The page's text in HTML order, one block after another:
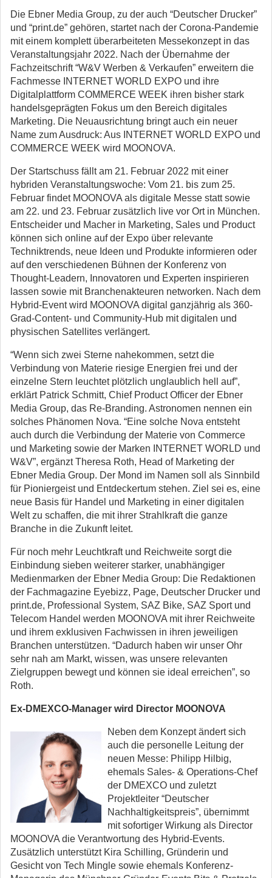
Die Ebner Media Group, zu der auch “Deutscher Drucker”
und “print.de” gehören, startet nach der Corona-Pandemie
mit einem komplett überarbeiteten Messekonzept in das
Veranstaltungsjahr 2022. Nach der Übernahme der
Fachzeitschrift “W&V Werben & Verkaufen” erweitern die
Fachmesse INTERNET WORLD EXPO und ihre
Digitalplattform COMMERCE WEEK ihren bisher stark
handelsgeprägten Fokus um den Bereich digitales
Marketing. Die Neuausrichtung bringt auch ein neuer
Name zum Ausdruck: Aus INTERNET WORLD EXPO und
COMMERCE WEEK wird MOONOVA.
Der Startschuss fällt am 21. Februar 2022 mit einer
hybriden Veranstaltungswoche: Vom 21. bis zum 25.
Februar findet MOONOVA als digitale Messe statt sowie
am 22. und 23. Februar zusätzlich live vor Ort in München.
Entscheider und Macher in Marketing, Sales und Product
können sich online auf der Expo über relevante
Techniktrends, neue Ideen und Produkte informieren oder
auf den verschiedenen Bühnen der Konferenz von
Thought-Leadern, Innovatoren und Experten inspirieren
lassen sowie mit Branchenakteuren networken. Nach dem
Hybrid-Event wird MOONOVA digital ganzjährig als 360-
Grad-Content- und Community-Hub mit digitalen und
physischen Satellites verlängert.
“Wenn sich zwei Sterne nahekommen, setzt die
Verbindung von Materie riesige Energien frei und der
einzelne Stern leuchtet plötzlich unglaublich hell auf”,
erklärt Patrick Schmitt, Chief Product Officer der Ebner
Media Group, das Re-Branding. Astronomen nennen ein
solches Phänomen Nova. “Eine solche Nova entsteht
auch durch die Verbindung der Materie von Commerce
und Marketing sowie der Marken INTERNET WORLD und
W&V”, ergänzt Theresa Roth, Head of Marketing der
Ebner Media Group. Der Mond im Namen soll als Sinnbild
für Pioniergeist und Entdeckertum stehen. Ziel sei es, eine
neue Basis für Handel und Marketing in einer digitalen
Welt zu schaffen, die mit ihrer Strahlkraft die ganze
Branche in die Zukunft leitet.
Für noch mehr Leuchtkraft und Reichweite sorgt die
Einbindung sieben weiterer starker, unabhängiger
Medienmarken der Ebner Media Group: Die Redaktionen
der Fachmagazine Eyebizz, Page, Deutscher Drucker und
print.de, Professional System, SAZ Bike, SAZ Sport und
Telecom Handel werden MOONOVA mit ihrer Reichweite
und ihrem exklusiven Fachwissen in ihren jeweiligen
Branchen unterstützen. “Dadurch haben wir unser Ohr
sehr nah am Markt, wissen, was unsere relevanten
Zielgruppen bewegt und können sie ideal erreichen”, so
Roth.
Ex-DMEXCO-Manager wird Director MOONOVA
Neben dem Konzept ändert sich
auch die personelle Leitung der
neuen Messe: Philipp Hilbig,
ehemals Sales- & Operations-Chef
der DMEXCO und zuletzt
Projektleiter “Deutscher
Nachhaltigkeitspreis”, übernimmt
mit sofortiger Wirkung als Director
MOONOVA die Verantwortung des Hybrid-Events.
Zusätzlich unterstützt Kira Schilling, Gründerin und
Gesicht von Tech Mingle sowie ehemals Konferenz-